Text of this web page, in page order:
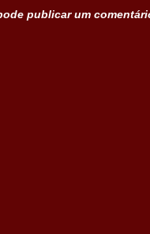
publicar um